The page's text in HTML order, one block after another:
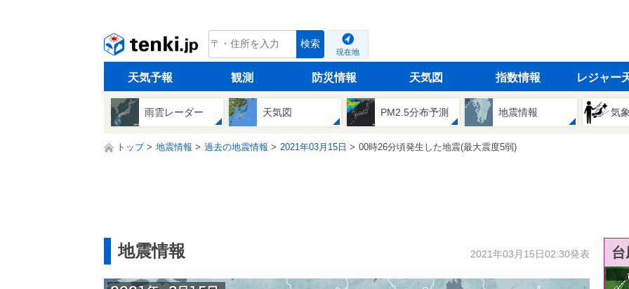
tenki.jp 検索
現在地
天気予報 観測 防災情報 天気図 指数情報 レジャー
雨雲レーダー 天気図 PM2.5分布予測 地震情報 気
トップ 地震情報 過去の地震情報 2021年03月15日 00時26分頃発生した地震(最大震度5弱)
地震情報 2021年03月15日02:30発表